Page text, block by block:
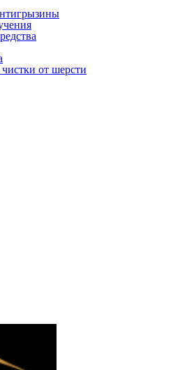
от шерсти